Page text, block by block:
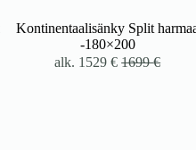
Kontinentaalisänky Split harmaa
-180×200
alk.1529€ 1699€